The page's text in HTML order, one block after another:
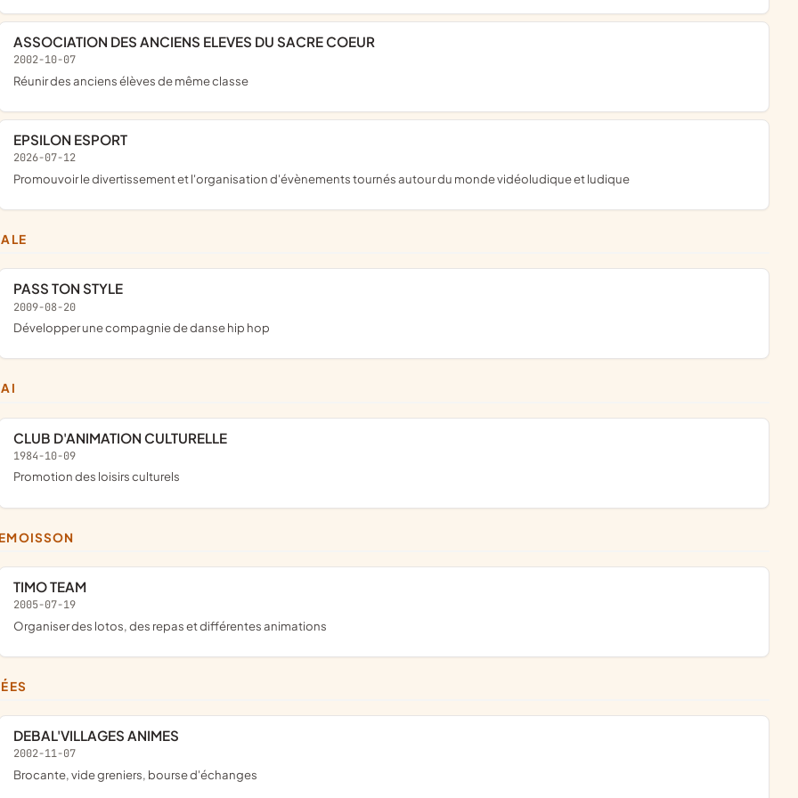
ASSOCIATION DES ANCIENS ELEVES DU SACRE COEUR
2002-10-07
réunir des anciens élèves de même classe
EPSILON ESPORT
2026-07-12
promouvoir le divertissement et l'organisation d'évènements tournés autour du monde vidéoludique et ludique
PASS TON STYLE
2009-08-20
développer une compagnie de danse hip hop
CLUB D'ANIMATION CULTURELLE
1984-10-09
promotion des loisirs culturels
TIMO TEAM
2005-07-19
organiser des lotos, des repas et différentes animations
DEBAL'VILLAGES ANIMES
2002-11-07
brocante, vide greniers, bourse d'échanges